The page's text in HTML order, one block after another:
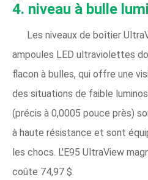
4. niveau à bulle
Les niveaux de boîtier
ampoules LED ultraviolettes
flacon à bulles, qui offre une
des situations de faible
(précis à 0,0005 pouce près)
à haute résistance et sont
les chocs. L'E95 UltraView
coûte 74,97 $.